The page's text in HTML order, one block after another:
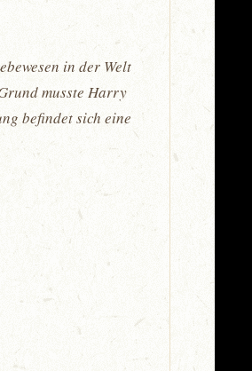
in der Welt
musste Harry
befindet sich eine